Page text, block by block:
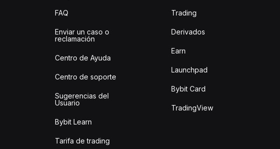
FAQ
Enviar un caso o
reclamación
Centro de Ayuda
Centro de soporte
Sugerencias del
Usuario
Bybit Learn
Tarifa de trading
Trading
Derivados
Earn
Launchpad
Bybit Card
TradingView